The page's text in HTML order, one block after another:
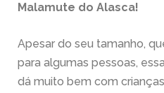
Malamute do Alasca!
Apesar do seu tamanho,
para algumas pessoas,
dá muito bem com